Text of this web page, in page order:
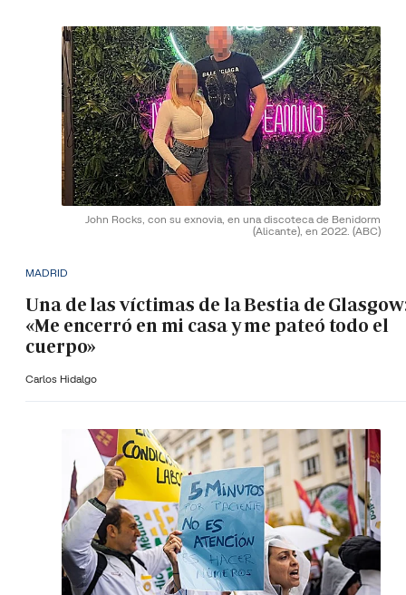
John Rocks, con su exnovia, en una discoteca de Benidorm
(Alicante), en 2022. (ABC)
MADRID
Una de las víctimas de la Bestia de
«Me encerró en mi casa y me pateó todo el
cuerpo»
Carlos Hidalgo